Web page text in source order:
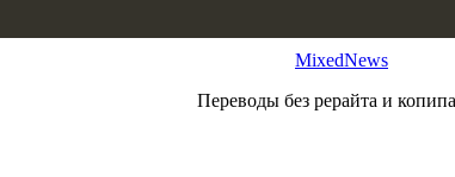
MixedNews
Переводы без рерайта и